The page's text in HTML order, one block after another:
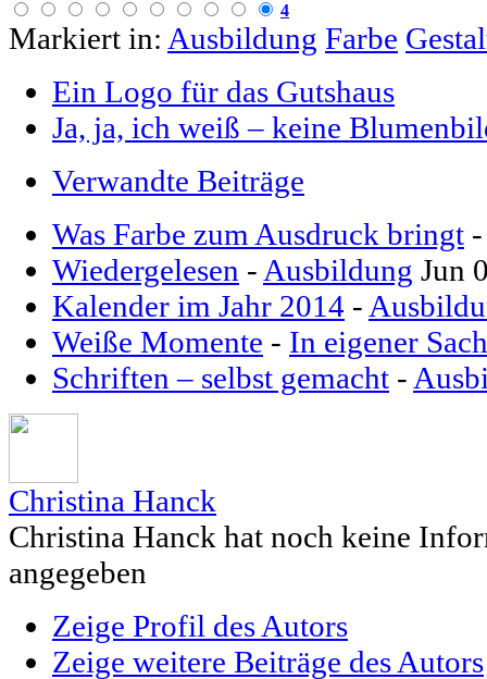
4
Markiert in: Ausbildung Farbe
Ein Logo für das Gutshaus
Ja, ja, ich weiß – keine
Verwandte Beiträge
Was Farbe zum Ausdruck bringt -
Wiedergelesen - Ausbildung Jun
Kalender im Jahr 2014 -
Weiße Momente - In eigener
Schriften – selbst gemacht -
Christina Hanck
Christina Hanck hat noch keine
angegeben
Zeige Profil des Autors
Zeige weitere Beiträge des Autors